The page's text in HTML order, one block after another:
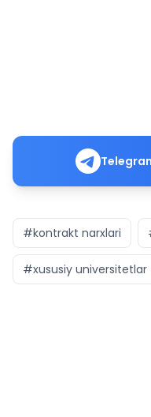
#kontrakt narxlari
#xususiy universitetlar